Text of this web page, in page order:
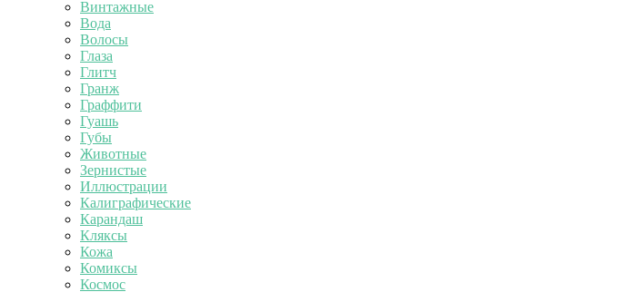
Винтажные
Вода
Волосы
Глаза
Глитч
Гранж
Граффити
Гуашь
Губы
Животные
Зернистые
Иллюстрации
Калиграфические
Карандаш
Кляксы
Кожа
Комиксы
Космос